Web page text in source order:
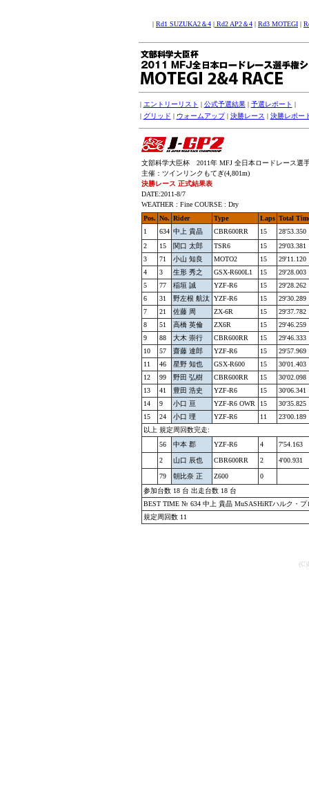
| Rd1 SUZUKA2＆4 | Rd2 AP2＆4 | Rd3 MOTEGI |
| エントリーリスト | 公式予選結果| 予選レポート |
| グリッド | ウォームアップ| 決勝レース | 決勝レポー
文部科学大臣杯 2011年 MFJ 全日本ロードレース選
主催：ツインリンクもてぎ(4,801m)
決勝レース 正式結果表
DATE:2011-8/7
WEATHER : Fine COURSE : Dry
Pos. No. Rider Type Laps Total
1
634 中上 貴晶 CBR600RR 15
28'53.350
2
15 関口 太郎 TSR6 15
29'03.381
3
71 小山 知良 MOTO2 15
29'11.120
4
3 生形 秀之 GSX-R600L1 15
29'28.003
5
77 稲垣 誠 YZF-R6 15
29'28.262
6
31 野左根 航汰 YZF-R6 15
29'30.289
7
21 佐藤 周 ZX-6R 15
29'37.782
8
51 高橋 英倫 ZX6R 15
29'46.259
9
88 大木 崇行 CBR600RR 15
29'46.333
10
57 齋藤 達郎 YZF-R6 15
29'57.969
11
46 星野 知也 GSX-R600 15
30'01.403
12
99 野田 弘樹 CBR600RR 15
30'02.098
13
41 豊田 浩史 YZF-R6 15
30'06.341
14
9 小口 亘 YZF-R6 OWR 15
30'35.825
15
24 小口 理 YZF-R6 11
23'00.189
以上 規定周回数完走:
56
中本 郡 YZF-R6 4 7'54.163
2 山口 辰也 CBR600RR 2 4'00.931
79 朝比奈 正 Z600
0
参加台数 18 台 出走台数 18 台
BEST TIME № 634 中上 貴晶 MuSASHiRTハルク・プ
規定周回数 11